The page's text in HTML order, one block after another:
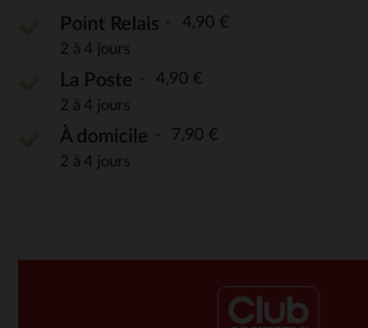
Point Relais 4,90 €
2 à 4 jours
La Poste 4,90 €
2 à 4 jours
À domicile 7,90 €
2 à 4 jours